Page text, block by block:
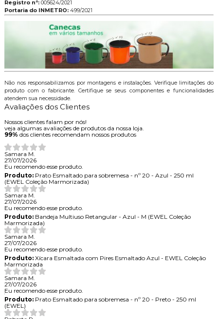
Registro nº:005624/2021
Portaria do INMETRO: 499/2021
Não nos responsabilizamos por montagens e instalações. Verifique limitações do
produto com o fabricante. Certifique se seus componentes e funcionalidades
atendem sua necessidade.
Avaliações dos Clientes
Nossos clientes falam por nós!
veja algumas avaliações de produtos da nossa loja.
99% dos clientes recomendam nossos produtos
Samara M.
27/07/2026
Eu recomendo esse produto.
Produto:Prato Esmaltado para sobremesa - nº 20 - Azul - 250 ml
(EWEL Coleção Marmorizada)
Samara M.
27/07/2026
Eu recomendo esse produto.
Produto:Bandeja Multiuso Retangular - Azul - M (EWEL Coleção
Marmorizada)
Samara M.
27/07/2026
Eu recomendo esse produto.
Produto:Xícara Esmaltada com Pires Esmaltado Azul - EWEL Coleção
Marmorizada
Samara M.
27/07/2026
Eu recomendo esse produto.
Produto:Prato Esmaltado para sobremesa - nº 20 - Preto - 250 ml
(EWEL)